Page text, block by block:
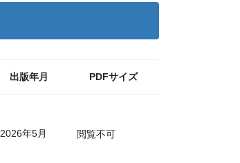
出版年月 PDFサイズ
2026年5月 閲覧不可